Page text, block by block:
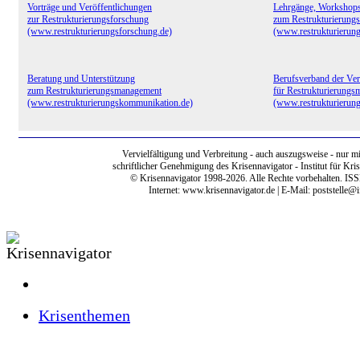
Vorträge und Veröffentlichungen
zur Restrukturierungsforschung
(www.restrukturierungsforschung.de)
Lehrgänge,
zum
Beratung und Unterstützung
zum Restrukturierungsmanagement
(www.restrukturierungskommunikation.de)
Berufsverband der
für
Vervielfältigung und Verbreitung - auch auszugsweise - nur
schriftlicher Genehmigung des Krisennavigator - Institut für
© Krisennavigator 1998-2026. Alle Rechte vorbehalten.
Internet: www.krisennavigator.de| E-Mail:
Krisenthemen